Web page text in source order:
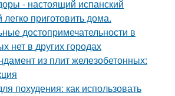
- настоящий испанский
приготовить дома.
достопримечательности в
нет в других городах
из плит железобетонных:
похудения: как использовать